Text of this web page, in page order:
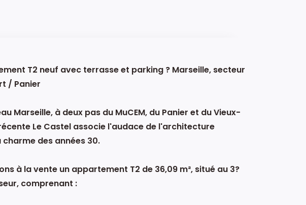
T2 neuf avec terrasse et parking ? Marseille, secteur
/ Panier
Marseille, à deux pas du MuCEM, du Panier et du Vieux-
Le Castel associe l'audace de l'architecture
des années 30.
à la vente un appartement T2 de 36,09 m², situé au 3?
comprenant :